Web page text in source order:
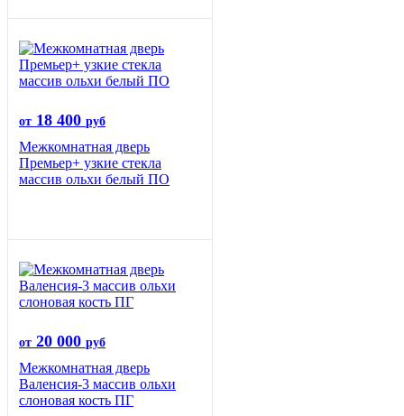
от 18 400 руб
Межкомнатная дверь
Премьер+ узкие стекла
массив ольхи белый ПО
от 20 000 руб
Межкомнатная дверь
Валенсия-3 массив ольхи
слоновая кость ПГ